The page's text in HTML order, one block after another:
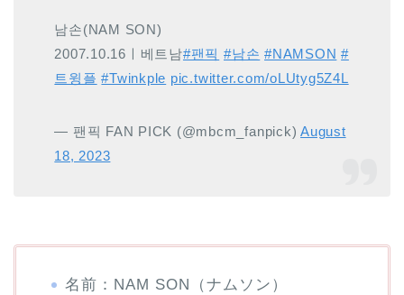
남손(NAM SON)
2007.10.16ㅣ베트남#팬픽 #남손 #NAMSON #
트윙플 #Twinkple pic.twitter.com/oLUtyg5Z4L
— 팬픽 FAN PICK (@mbcm_fanpick)August
18, 2023
名前：NAM SON（ナムソン）